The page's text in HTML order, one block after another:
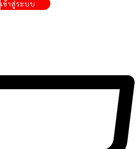
เข้าสู่ระบบ